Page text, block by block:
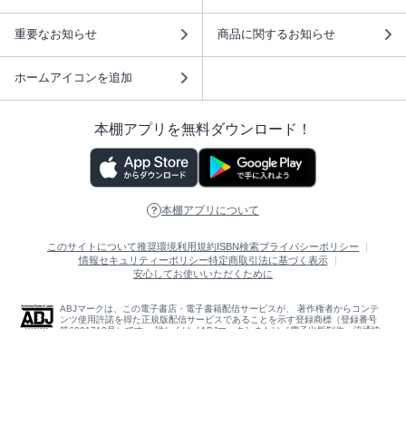
重要なお知らせ 商品に関するお知らせ
ホームアイコンを追加
本棚アプリを無料ダウンロード！
本棚アプリについて
このサイトについて推奨環境利用規約ISBN検索プライバシーポリシー
情報セキュリティーポリシー特定商取引法に基づく表示
安心してお使いいただくために
ABJマークは、この電子書店・電子書籍配信サービスが、 著作権者からコンテ
ンツ使用許諾を得た正規版配信サービスであることを示す登録商標（登録番号
第6091713号）です。 詳しくは［ABJマーク］または［電子出版制作・流通協